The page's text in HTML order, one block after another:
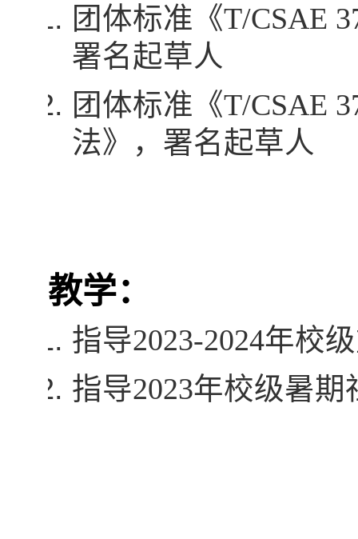
团体标准《T/CSAE
署名起草人
团体标准《T/CSAE
法》，署名起草人
教学：
指导2023-2024年校
指导2023年校级暑期